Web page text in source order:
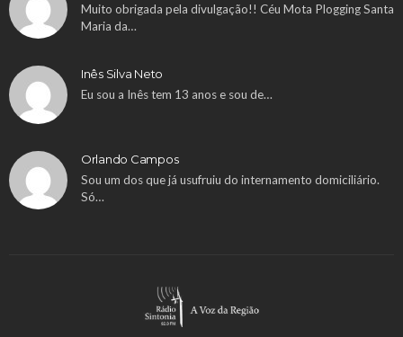
Muito obrigada pela divulgação!! Céu Mota Plogging Santa
Maria da…
Inês Silva Neto
Eu sou a Inês tem 13 anos e sou de…
Orlando Campos
Sou um dos que já usufruiu do internamento domiciliário.
Só…